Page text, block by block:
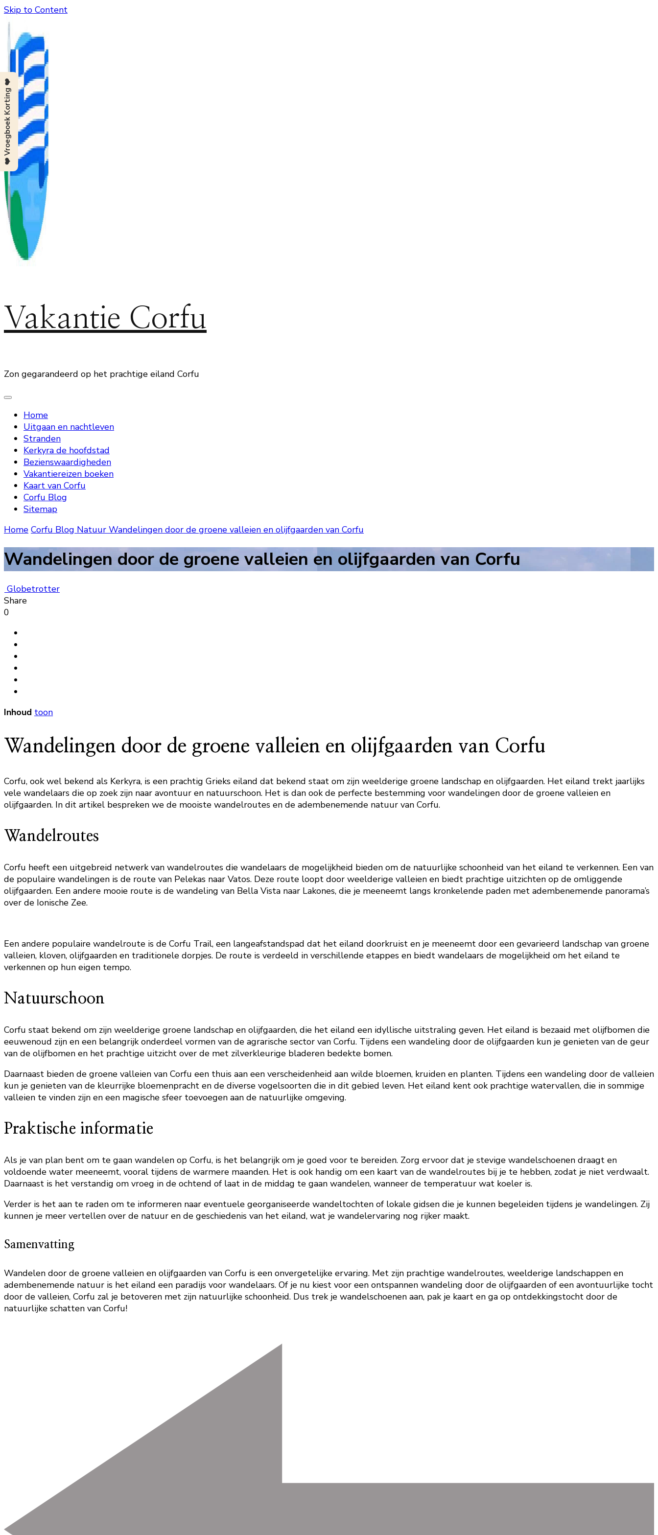
Skip to Content
Vakantie Corfu
Zon gegarandeerd op het prachtige eiland Corfu
Home
Uitgaan en nachtleven
Stranden
Kerkyra de hoofdstad
Bezienswaardigheden
Vakantiereizen boeken
Kaart van Corfu
Corfu Blog
Sitemap
Home Corfu Blog Natuur Wandelingen door de groene valleien en olijfgaarden van Corfu
Wandelingen door de groene valleien en olijfgaarden van Corfu
Globetrotter
Share
0
Inhoud toon
Wandelingen door de groene valleien en olijfgaarden van Corfu
Corfu, ook wel bekend als Kerkyra, is een prachtig Grieks eiland dat bekend staat om zijn weelderige groene landschap en olijfgaarden. Het eiland trekt jaarlijks
vele wandelaars die op zoek zijn naar avontuur en natuurschoon. Het is dan ook de perfecte bestemming voor wandelingen door de groene valleien en
olijfgaarden. In dit artikel bespreken we de mooiste wandelroutes en de adembenemende natuur van Corfu.
Wandelroutes
Corfu heeft een uitgebreid netwerk van wandelroutes die wandelaars de mogelijkheid bieden om de natuurlijke schoonheid van het eiland te verkennen. Een van
de populaire wandelingen is de route van Pelekas naar Vatos. Deze route loopt door weelderige valleien en biedt prachtige uitzichten op de omliggende
olijfgaarden. Een andere mooie route is de wandeling van Bella Vista naar Lakones, die je meeneemt langs kronkelende paden met adembenemende panorama’s
over de Ionische Zee.
Een andere populaire wandelroute is de Corfu Trail, een langeafstandspad dat het eiland doorkruist en je meeneemt door een gevarieerd landschap van groene
valleien, kloven, olijfgaarden en traditionele dorpjes. De route is verdeeld in verschillende etappes en biedt wandelaars de mogelijkheid om het eiland te
verkennen op hun eigen tempo.
Natuurschoon
Corfu staat bekend om zijn weelderige groene landschap en olijfgaarden, die het eiland een idyllische uitstraling geven. Het eiland is bezaaid met olijfbomen die
eeuwenoud zijn en een belangrijk onderdeel vormen van de agrarische sector van Corfu. Tijdens een wandeling door de olijfgaarden kun je genieten van de geur
van de olijfbomen en het prachtige uitzicht over de met zilverkleurige bladeren bedekte bomen.
Daarnaast bieden de groene valleien van Corfu een thuis aan een verscheidenheid aan wilde bloemen, kruiden en planten. Tijdens een wandeling door de valleien
kun je genieten van de kleurrijke bloemenpracht en de diverse vogelsoorten die in dit gebied leven. Het eiland kent ook prachtige watervallen, die in sommige
valleien te vinden zijn en een magische sfeer toevoegen aan de natuurlijke omgeving.
Praktische informatie
Als je van plan bent om te gaan wandelen op Corfu, is het belangrijk om je goed voor te bereiden. Zorg ervoor dat je stevige wandelschoenen draagt en
voldoende water meeneemt, vooral tijdens de warmere maanden. Het is ook handig om een kaart van de wandelroutes bij je te hebben, zodat je niet verdwaalt.
Daarnaast is het verstandig om vroeg in de ochtend of laat in de middag te gaan wandelen, wanneer de temperatuur wat koeler is.
Verder is het aan te raden om te informeren naar eventuele georganiseerde wandeltochten of lokale gidsen die je kunnen begeleiden tijdens je wandelingen. Zij
kunnen je meer vertellen over de natuur en de geschiedenis van het eiland, wat je wandelervaring nog rijker maakt.
Samenvatting
Wandelen door de groene valleien en olijfgaarden van Corfu is een onvergetelijke ervaring. Met zijn prachtige wandelroutes, weelderige landschappen en
adembenemende natuur is het eiland een paradijs voor wandelaars. Of je nu kiest voor een ontspannen wandeling door de olijfgaarden of een avontuurlijke tocht
door de valleien, Corfu zal je betoveren met zijn natuurlijke schoonheid. Dus trek je wandelschoenen aan, pak je kaart en ga op ontdekkingstocht door de
natuurlijke schatten van Corfu!
❤️ Vroegboek Korting ❤️